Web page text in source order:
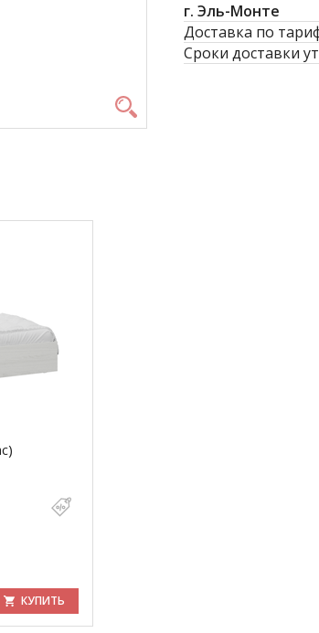
г. Эль-Монте
Доставка по
Сроки доставки
КУПИТЬ